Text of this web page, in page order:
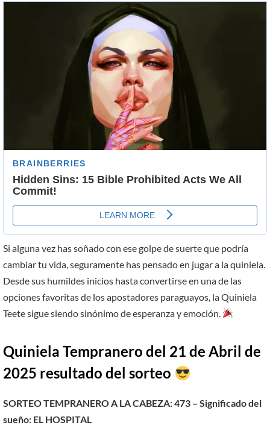
Si alguna vez has soñado con ese golpe de suerte que podría
cambiar tu vida, seguramente has pensado en jugar a la quiniela.
Desde sus humildes inicios hasta convertirse en una de las
opciones favoritas de los apostadores paraguayos, la Quiniela
Teete sigue siendo sinónimo de esperanza y emoción.
Quiniela Tempranero del 21 de Abril de
2025 resultado del sorteo
SORTEO TEMPRANERO A LA CABEZA: 473 – Significado del
sueño: EL HOSPITAL